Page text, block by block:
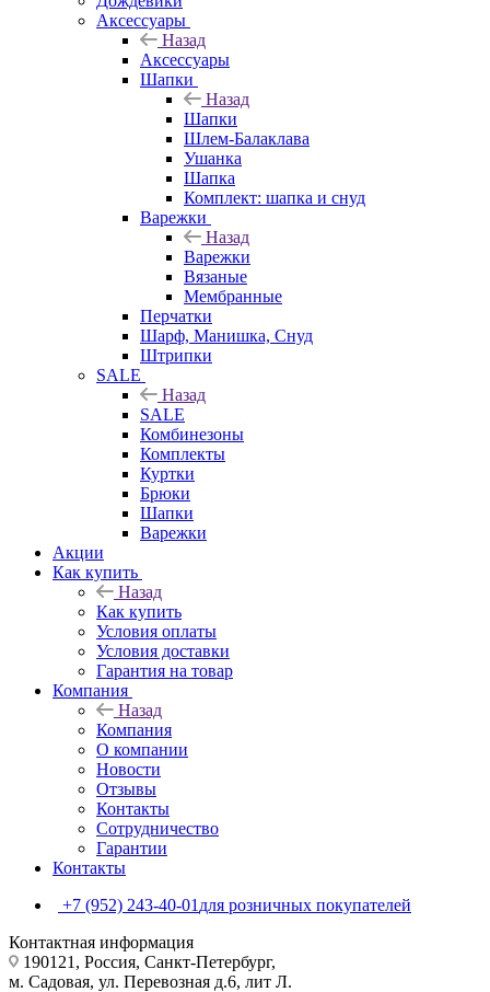
Аксессуары
Назад
Аксессуары
Шапки
Назад
Шапки
Шлем-Балаклава
Ушанка
Шапка
Комплект: шапка и снуд
Варежки
Назад
Варежки
Вязаные
Мембранные
Перчатки
Шарф, Манишка, Снуд
Штрипки
SALE
Назад
SALE
Комбинезоны
Комплекты
Куртки
Брюки
Шапки
Варежки
Акции
Как купить
Назад
Как купить
Условия оплаты
Условия доставки
Гарантия на товар
Компания
Назад
Компания
О компании
Новости
Отзывы
Контакты
Сотрудничество
Гарантии
Контакты
+7 (952) 243-40-01 для розничных покупателей
Контактная информация
190121, Россия, Санкт-Петербург,
м. Садовая, ул. Перевозная д.6, лит Л.